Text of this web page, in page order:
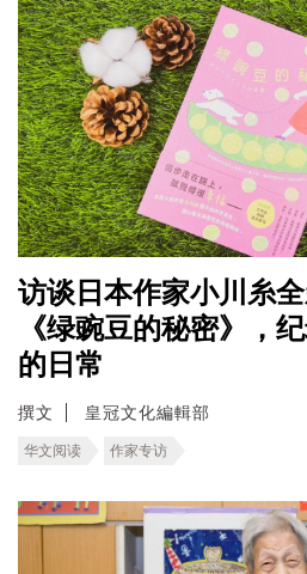
访谈日本作家小川糸
《绿豌豆的秘密》，
的日常
撰文 皇冠文化編輯部
华文阅读 作家专访